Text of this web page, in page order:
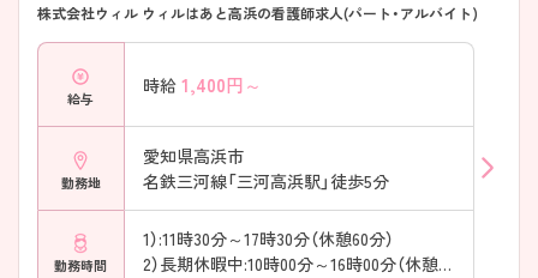
株式会社ウィル ウィルはあと高浜の看護師求人(パート・アルバイト)
給与
時給 1,400円～
勤務地
愛知県高浜市
名鉄三河線「三河高浜駅」徒歩5分
勤務時間
1）:11時30分～17時30分（休憩60分）
2）長期休暇中:10時00分～16時00分（休憩60分）